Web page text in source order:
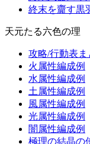
終末を齎す黒
天元たる六色の理
攻略/行動表ま
火属性編成例
水属性編成例
土属性編成例
風属性編成例
光属性編成例
闇属性編成例
極理の結晶の